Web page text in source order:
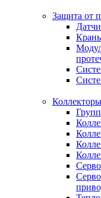
Защита от
Коллекторы